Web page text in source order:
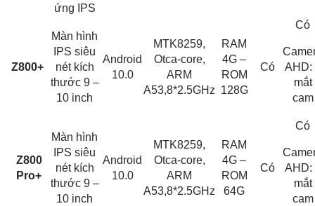
ứng IPS
Z800+
Màn hình
IPS siêu
nét kích
thước 9 –
10 inch
Android
10.0
MTK8259,
Otca-core,
ARM
A53,8*2.5GHz
RAM
4G –
ROM
128G
Có
Có
AHD:
mắt
cam
Z800
Pro+
Màn hình
IPS siêu
nét kích
thước 9 –
10 inch
Android
10.0
MTK8259,
Otca-core,
ARM
A53,8*2.5GHz
RAM
4G –
ROM
64G
Có
Có
AHD:
mắt
cam